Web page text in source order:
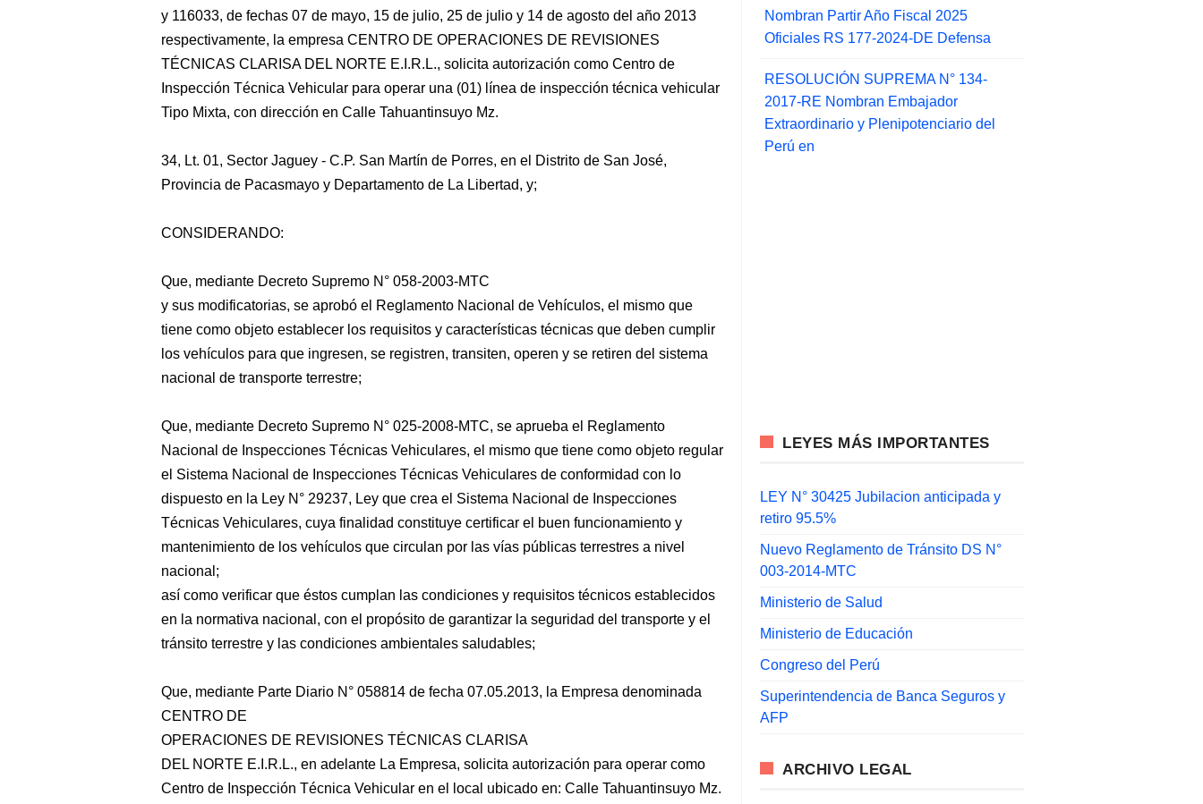
y 116033, de fechas 07 de mayo, 15 de julio, 25 de julio y 14 de agosto del año 2013
respectivamente, la empresa CENTRO DE OPERACIONES DE REVISIONES
TÉCNICAS CLARISA DEL NORTE E.I.R.L., solicita autorización como Centro de
Inspección Técnica Vehicular para operar una (01) línea de inspección técnica vehicular
Tipo Mixta, con dirección en Calle Tahuantinsuyo Mz.
34, Lt. 01, Sector Jaguey - C.P. San Martín de Porres, en el Distrito de San José,
Provincia de Pacasmayo y Departamento de La Libertad, y;
CONSIDERANDO:
Que, mediante Decreto Supremo N° 058-2003-MTC
y sus modificatorias, se aprobó el Reglamento Nacional de Vehículos, el mismo que
tiene como objeto establecer los requisitos y características técnicas que deben cumplir
los vehículos para que ingresen, se registren, transiten, operen y se retiren del sistema
nacional de transporte terrestre;
Que, mediante Decreto Supremo N° 025-2008-MTC, se aprueba el Reglamento
Nacional de Inspecciones Técnicas Vehiculares, el mismo que tiene como objeto regular
el Sistema Nacional de Inspecciones Técnicas Vehiculares de conformidad con lo
dispuesto en la Ley N° 29237, Ley que crea el Sistema Nacional de Inspecciones
Técnicas Vehiculares, cuya finalidad constituye certificar el buen funcionamiento y
mantenimiento de los vehículos que circulan por las vías públicas terrestres a nivel
nacional;
así como verificar que éstos cumplan las condiciones y requisitos técnicos establecidos
en la normativa nacional, con el propósito de garantizar la seguridad del transporte y el
tránsito terrestre y las condiciones ambientales saludables;
Que, mediante Parte Diario N° 058814 de fecha 07.05.2013, la Empresa denominada
CENTRO DE
OPERACIONES DE REVISIONES TÉCNICAS CLARISA
DEL NORTE E.I.R.L., en adelante La Empresa, solicita autorización para operar como
Centro de Inspección Técnica Vehicular en el local ubicado en: Calle Tahuantinsuyo Mz.
Nombran Partir Año Fiscal 2025
Oficiales RS 177-2024-DE Defensa
RESOLUCIÓN SUPREMA N° 134-
2017-RE Nombran Embajador
Extraordinario y Plenipotenciario del
Perú en
LEYES MÁS IMPORTANTES
LEY N° 30425 Jubilacion anticipada y
retiro 95.5%
Nuevo Reglamento de Tránsito DS N°
003-2014-MTC
Ministerio de Salud
Ministerio de Educación
Congreso del Perú
Superintendencia de Banca Seguros y
AFP
ARCHIVO LEGAL